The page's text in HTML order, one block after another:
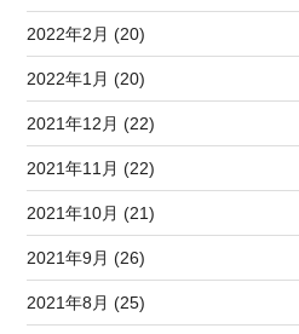
2022年2月 (20)
2022年1月 (20)
2021年12月 (22)
2021年11月 (22)
2021年10月 (21)
2021年9月 (26)
2021年8月 (25)